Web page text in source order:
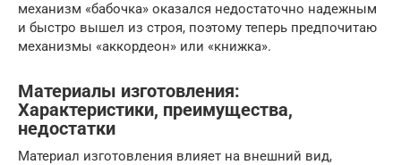
механизм «бабочка» оказался недостаточно надежным
и быстро вышел из строя, поэтому теперь предпочитаю
механизмы «аккордеон» или «книжка».
Материалы изготовления:
Характеристики, преимущества,
недостатки
Материал изготовления влияет на внешний вид,